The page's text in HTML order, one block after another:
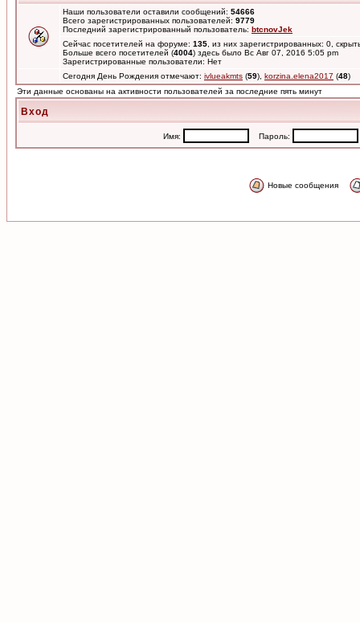
Наши пользователи оставили сообщений: 54666
Всего зарегистрированных пользователей: 9779
Последний зарегистрированный пользователь: btcnovJek
Сейчас посетителей на форуме: 135 , из них зарегистрированных: 0,
Больше всего посетителей (4004) здесь было Вс Авг 07, 2016 5:05 pm
Зарегистрированные пользователи: Нет
Сегодня День Рождения отмечают: ivlueakmts (59), korzina.elena2017 (48)
Эти данные основаны на активности пользователей за последние пять минут
Вход
Имя: Пароль:
Новые сообщения